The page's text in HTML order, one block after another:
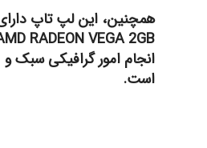
همچنین، این لپ تاپ
انجام امور گرافیکی سبک
است.